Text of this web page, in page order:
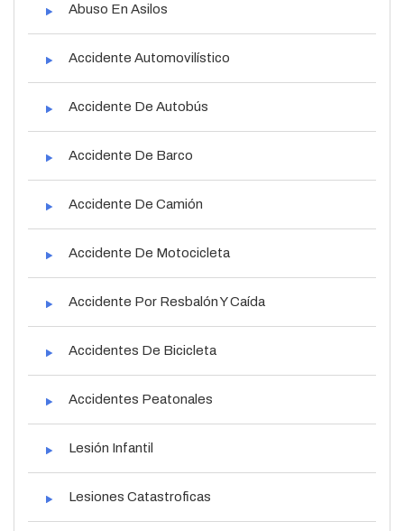
Abuso En Asilos
Accidente Automovilístico
Accidente De Autobús
Accidente De Barco
Accidente De Camión
Accidente De Motocicleta
Accidente Por Resbalón Y Caída
Accidentes De Bicicleta
Accidentes Peatonales
Lesión Infantil
Lesiones Catastroficas